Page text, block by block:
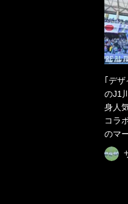
｢デ
のJ1
身人
コラ
のマ